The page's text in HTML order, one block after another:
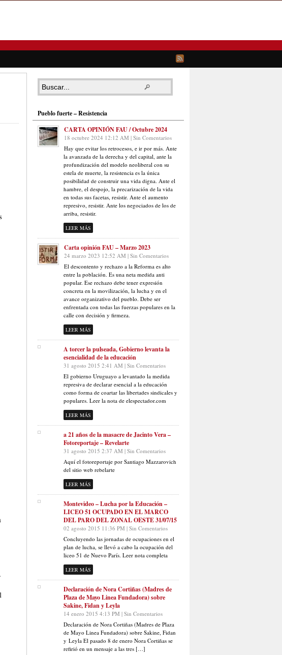
Pueblo fuerte – Resistencia
CARTA OPINIÓN FAU / Octubre 2024
18 octubre 2024 12:12 AM | Sin Comentarios
Hay que evitar los retrocesos, e ir por más. Ante
la avanzada de la derecha y del capital, ante la
profundización del modelo neoliberal con su
estela de muerte, la resistencia es la única
posibilidad de construir una vida digna. Ante el
hambre, el despojo, la precarización de la vida
en todas sus facetas, resistir. Ante el aumento
represivo, resistir. Ante los negociados de los de
arriba, resistir.
LEER MÁS
Carta opinión FAU – Marzo 2023
24 marzo 2023 12:52 AM | Sin Comentarios
El descontento y rechazo a la Reforma es alto
entre la población. Es una neta medida anti
popular. Ese rechazo debe tener expresión
concreta en la movilización, la lucha y en el
avance organizativo del pueblo. Debe ser
enfrentada con todas las fuerzas populares en la
calle con decisión y firmeza.
LEER MÁS
A torcer la pulseada, Gobierno levanta la
esencialidad de la educación
31 agosto 2015 2:41 AM | Sin Comentarios
El gobierno Uruguayo a levantado la medida
represiva de declarar esencial a la educación
como forma de coartar las libertades sindicales y
populares. Leer la nota de elespectador.com
LEER MÁS
a 21 años de la masacre de Jacinto Vera –
Fotoreportaje – Revelarte
31 agosto 2015 2:37 AM | Sin Comentarios
Aquí el fotoreportaje por Santiago Mazzarovich
del sitio web rebelarte
LEER MÁS
Montevideo – Lucha por la Educación –
LICEO 51 OCUPADO EN EL MARCO
DEL PARO DEL ZONAL OESTE 31/07/15
02 agosto 2015 11:36 PM | Sin Comentarios
Concluyendo las jornadas de ocupaciones en el
plan de lucha, se llevó a cabo la ocupación del
liceo 51 de Nuevo París. Leer nota completa
LEER MÁS
Declaración de Nora Cortiñas (Madres de
Plaza de Mayo Linea Fundadora) sobre
Sakine, Fidan y Leyla
14 enero 2015 4:13 PM | Sin Comentarios
Declaración de Nora Cortiñas (Madres de Plaza
de Mayo Linea Fundadora) sobre Sakine, Fidan
y Leyla El pasado 8 de enero Nora Cortiñas se
refirió en un mensaje a las tres […]